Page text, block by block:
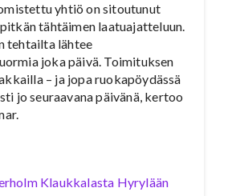
yhtiö on sitoutunut
tähtäimen laatuajatteluun.
tehtailta lähtee
joka päivä. Toimituksen
– ja jopa ruokapöydässä
jo seuraavana päivänä, kertoo
Klaukkalasta Hyrylään